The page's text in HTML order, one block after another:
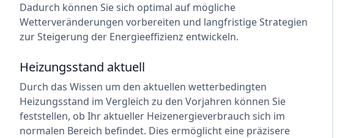
Dadurch können Sie sich optimal auf mögliche
Wetterveränderungen vorbereiten und langfristige Strategien
zur Steigerung der Energieeffizienz entwickeln.
Heizungsstand aktuell
Durch das Wissen um den aktuellen wetterbedingten
Heizungsstand im Vergleich zu den Vorjahren können Sie
feststellen, ob Ihr aktueller Heizenergieverbrauch sich im
normalen Bereich befindet. Dies ermöglicht eine präzisere